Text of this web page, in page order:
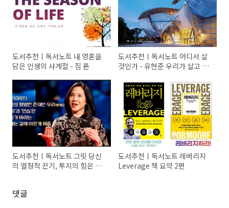
도서추천ㅣ독서노트 내 영혼을
담은 인생의 사계절 - 짐 론
도서추천ㅣ독서노트 어디서 살
것인가 - 유현준 우리가 살고 싶
도서추천ㅣ독서노트 그릿 당신
의 열정적 끈기, 투지의 힘은 몇
도서추천ㅣ독서노트 레버리지
Leverage 책 요약 2편
댓글